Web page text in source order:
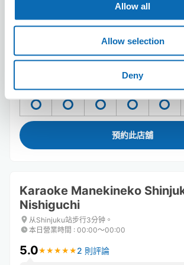
Allow all
Allow selection
Deny
行李箱尺寸:10 手提包尺寸:10
利用可能時間
8/7五 8/8六 8/9日 8/10一 8/11二
預約此店舖
Karaoke Manekineko
Nishiguchi
从Shinjuku站步行3分钟。
本日營業時間 : 00:00〜00:00
5.0★ ★ ★ ★ ★
★ ★ ★ ★ ★ 2 則評論